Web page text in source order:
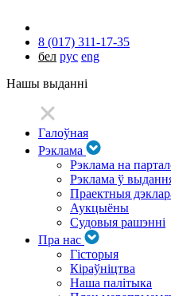
8 (017) 311-17-35
бел рус eng
Нашы выданні
Галоўная
Рэклама
Рэклама на
Рэклама ў
Праектныя
Аукцыёны
Судовыя рашэнні
Пра нас
Гісторыя
Кіраўніцтва
Наша палітыка